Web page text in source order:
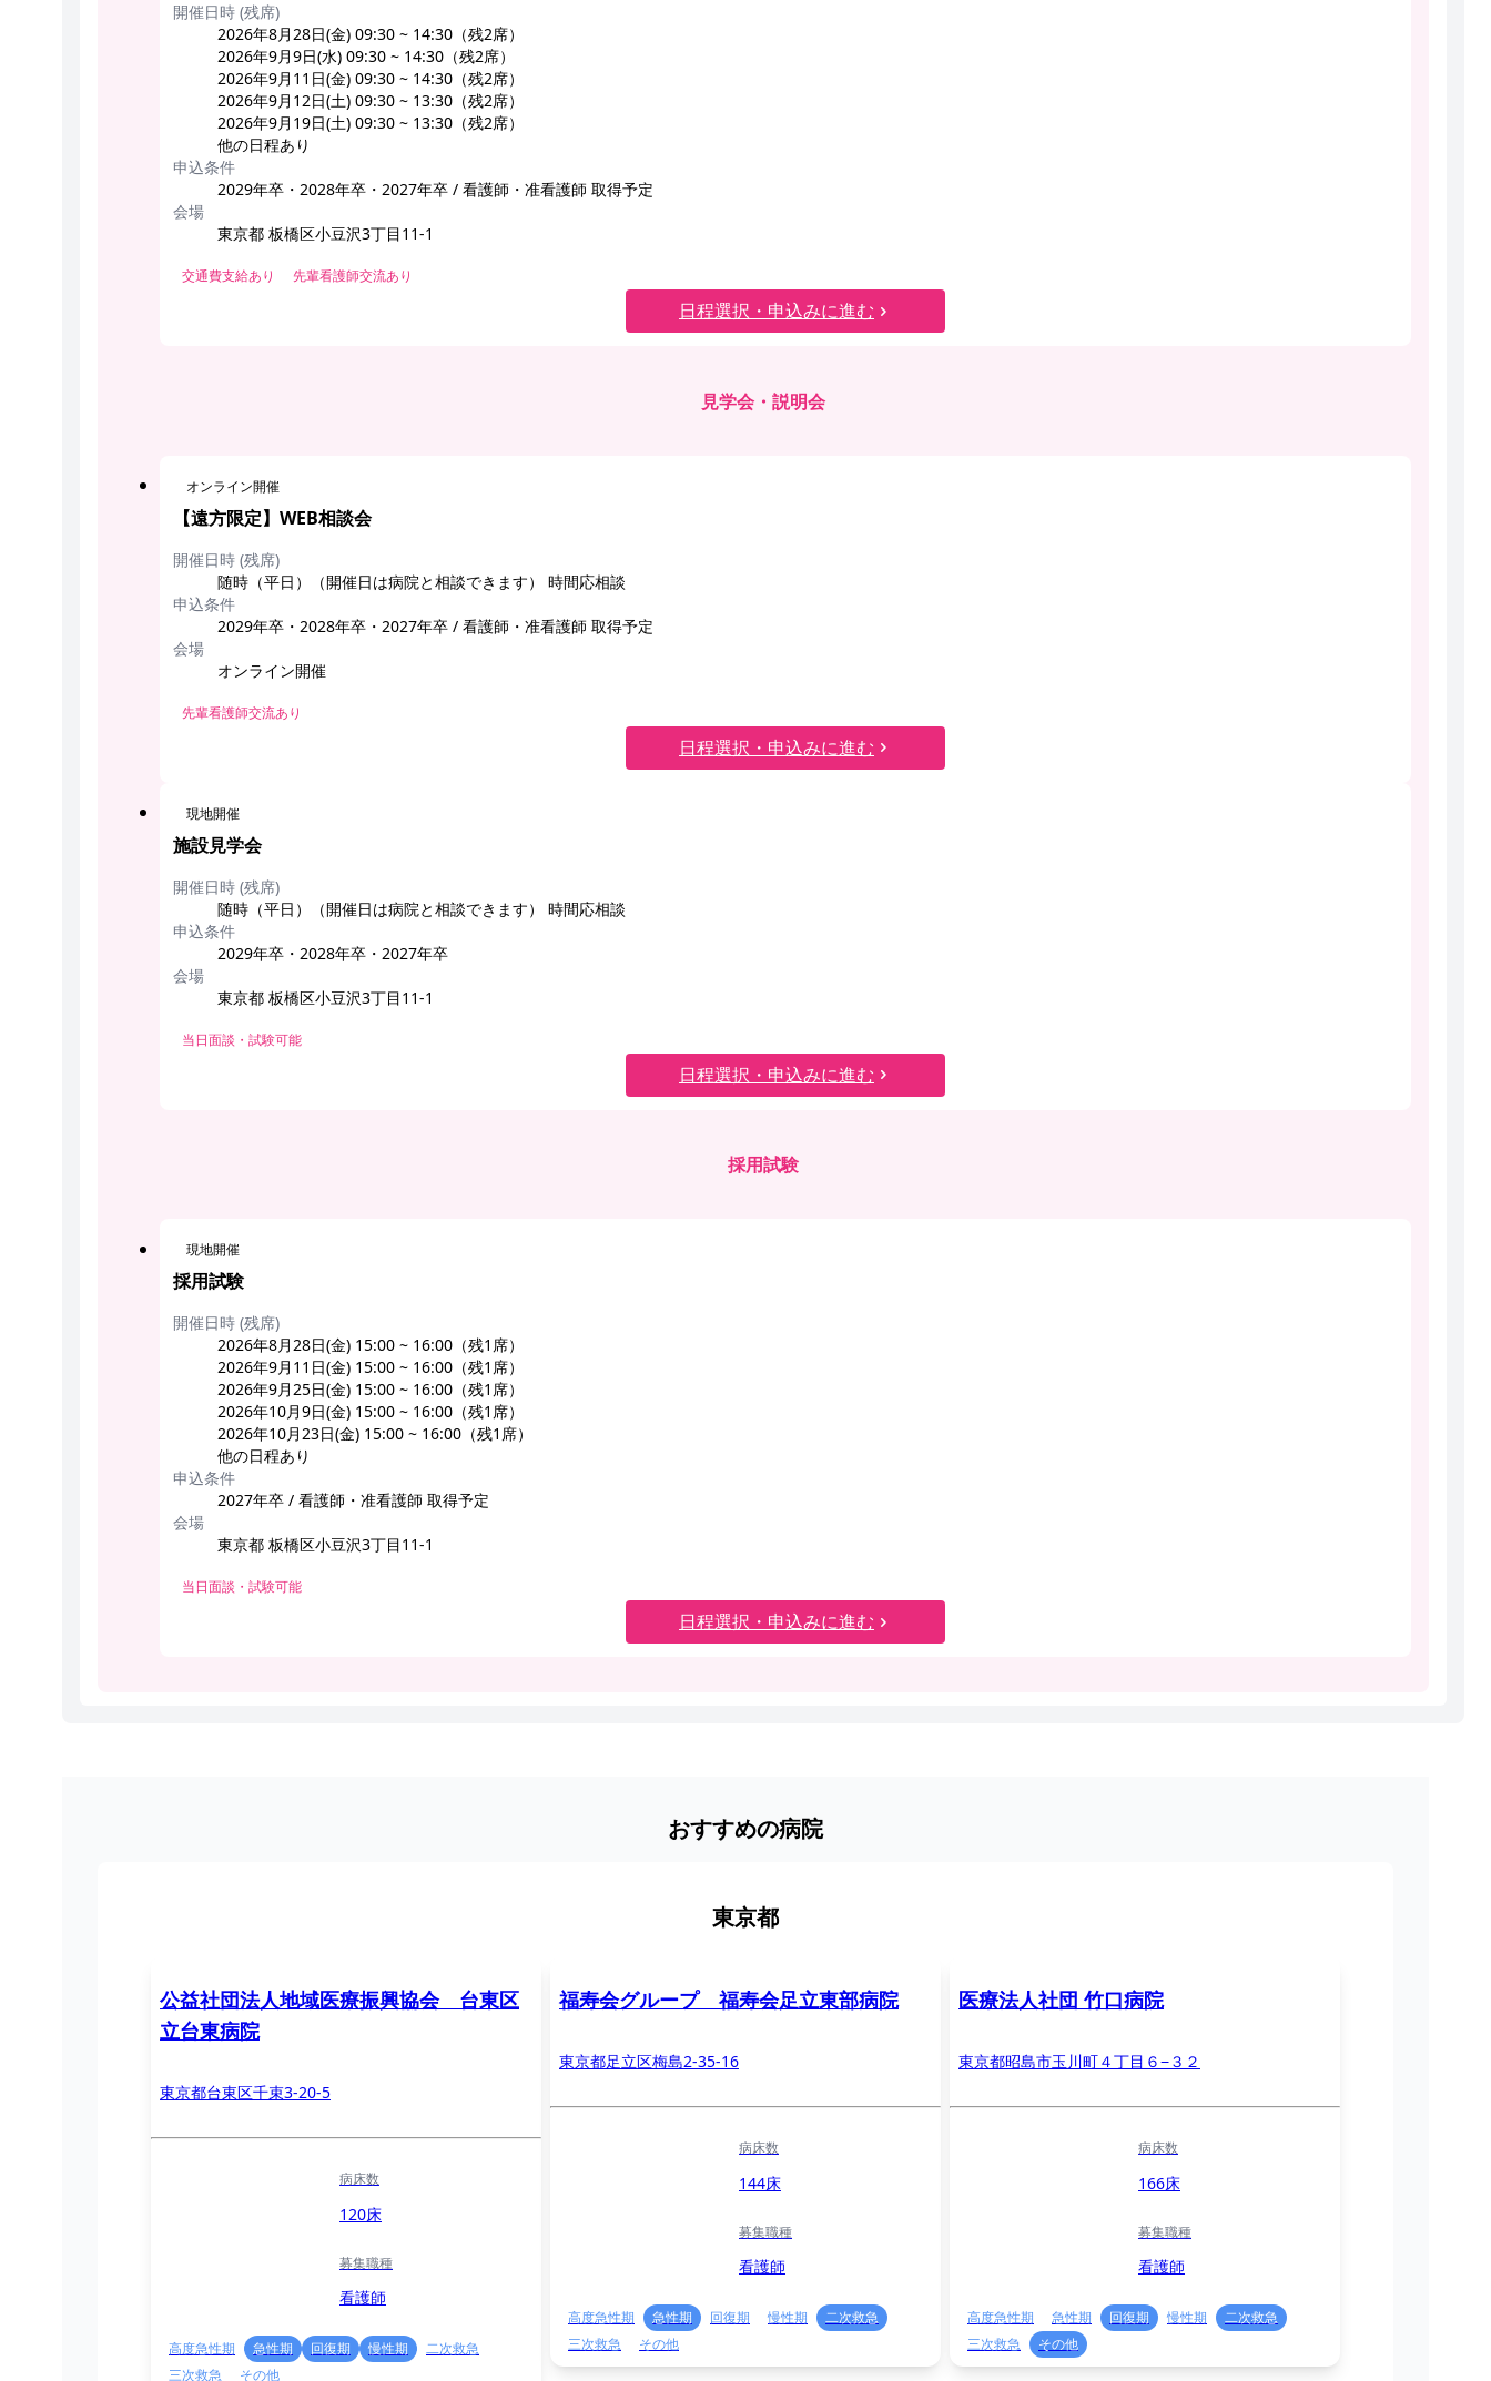
開催日時 (残席)
2026年8月28日(金) 09:30 ~ 14:30（残2席）
2026年9月9日(水) 09:30 ~ 14:30（残2席）
2026年9月11日(金) 09:30 ~ 14:30（残2席）
2026年9月12日(土) 09:30 ~ 13:30（残2席）
2026年9月19日(土) 09:30 ~ 13:30（残2席）
他の日程あり
申込条件
2029年卒・2028年卒・2027年卒 / 看護師・准看護師 取得予定
会場
東京都 板橋区小豆沢3丁目11-1
交通費支給あり 先輩看護師交流あり
日程選択・申込みに進む
見学会・説明会
オンライン開催
【遠方限定】WEB相談会
開催日時 (残席)
随時（平日）（開催日は病院と相談できます） 時間応相談
申込条件
2029年卒・2028年卒・2027年卒 / 看護師・准看護師 取得予定
会場
オンライン開催
先輩看護師交流あり
日程選択・申込みに進む
現地開催
施設見学会
開催日時 (残席)
随時（平日）（開催日は病院と相談できます） 時間応相談
申込条件
2029年卒・2028年卒・2027年卒
会場
東京都 板橋区小豆沢3丁目11-1
当日面談・試験可能
日程選択・申込みに進む
採用試験
現地開催
採用試験
開催日時 (残席)
2026年8月28日(金) 15:00 ~ 16:00（残1席）
2026年9月11日(金) 15:00 ~ 16:00（残1席）
2026年9月25日(金) 15:00 ~ 16:00（残1席）
2026年10月9日(金) 15:00 ~ 16:00（残1席）
2026年10月23日(金) 15:00 ~ 16:00（残1席）
他の日程あり
申込条件
2027年卒 / 看護師・准看護師 取得予定
会場
東京都 板橋区小豆沢3丁目11-1
当日面談・試験可能
日程選択・申込みに進む
おすすめの病院
東京都
公益社団法人地域医療振興協会 台東区
立台東病院
東京都台東区千束3-20-5
病床数
120床
募集職種
看護師
高度急性期 急性期 回復期 慢性期
二次救急
三次救急
その他
福寿会グループ 福寿会足立東部病院
東京都足立区梅島2-35-16
病床数
144床
募集職種
看護師
高度急性期 急性期 回復期 慢性期
二次救急
三次救急
その他
医療法人社団 竹口病院
東京都昭島市玉川町４丁目６−３２
病床数
166床
募集職種
看護師
高度急性期 急性期 回復期 慢性期
二次救急
三次救急
その他